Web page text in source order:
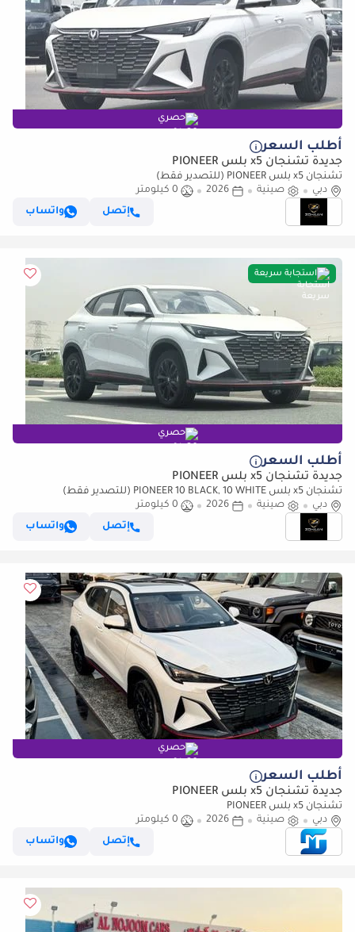
حصري
أطلب السعر
جديدة تشنجان x5 بلس PIONEER
تشنجان x5 بلس PIONEER (للتصدير فقط)
دبي
صينية 2026
0 كيلومتر
إتصل
واتساب
استجابة سريعة
حصري
أطلب السعر
جديدة تشنجان x5 بلس PIONEER
تشنجان x5 بلس PIONEER 10 BLACK, 10 WHITE (للتصدير فقط)
دبي
صينية 2026
0 كيلومتر
إتصل
واتساب
حصري
أطلب السعر
جديدة تشنجان x5 بلس PIONEER
تشنجان x5 بلس PIONEER
دبي
صينية 2026
0 كيلومتر
إتصل
واتساب